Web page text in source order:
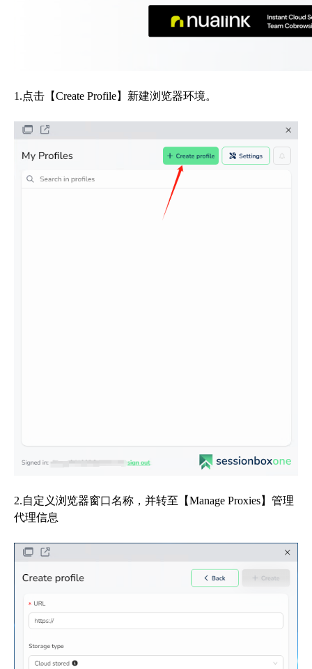
1.点击【Create Profile】新建浏览器环境。
2.自定义浏览器窗口名称，并转至【Manage Proxies】管理
代理信息